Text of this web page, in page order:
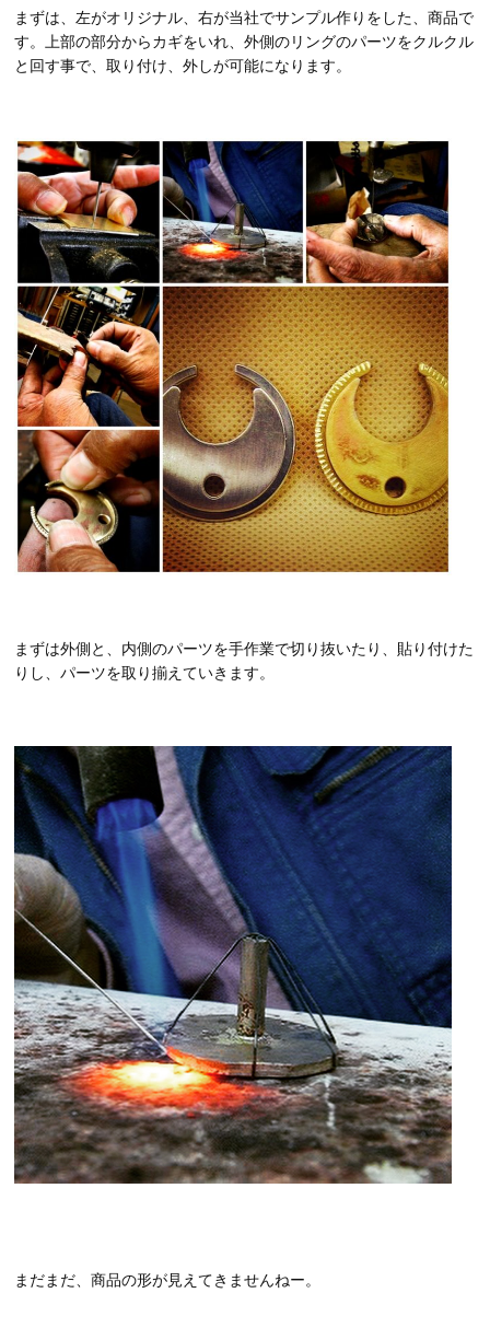
まずは、左がオリジナル、右が当社でサンプル作りをした、商品で
す。上部の部分からカギをいれ、外側のリングのパーツをクルクル
と回す事で、取り付け、外しが可能になります。
まずは外側と、内側のパーツを手作業で切り抜いたり、貼り付けた
りし、パーツを取り揃えていきます。
まだまだ、商品の形が見えてきませんねー。